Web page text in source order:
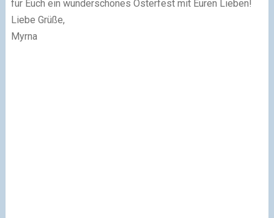
für Euch ein wunderschönes Osterfest mit Euren Lieben!
Liebe Grüße,
Myrna